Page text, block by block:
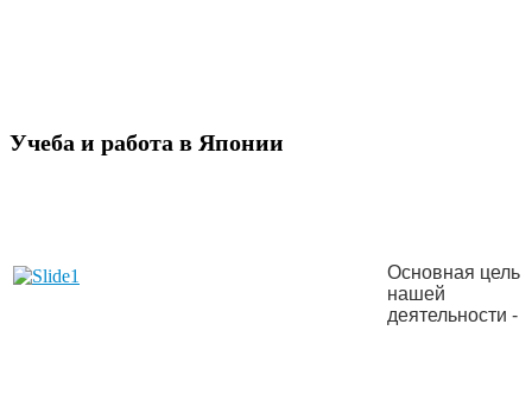
Учеба и работа в Японии
Основная цель
нашей
деятельности -